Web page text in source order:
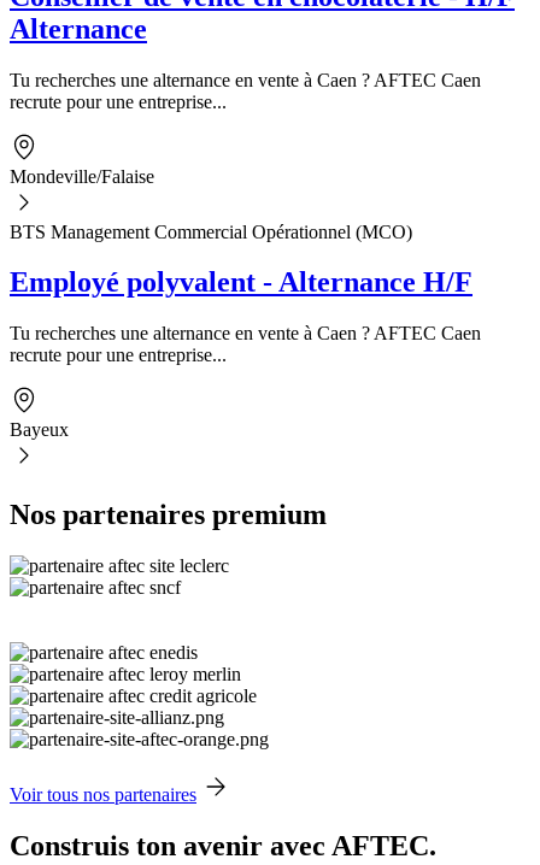
Alternance
Tu recherches une alternance en vente à Caen ? AFTEC Caen
recrute pour une entreprise...
Mondeville/Falaise
BTS Management Commercial Opérationnel (MCO)
Employé polyvalent - Alternance H/F
Tu recherches une alternance en vente à Caen ? AFTEC Caen
recrute pour une entreprise...
Bayeux
Nos partenaires premium
Voir tous nos partenaires
Construis ton avenir avec AFTEC.